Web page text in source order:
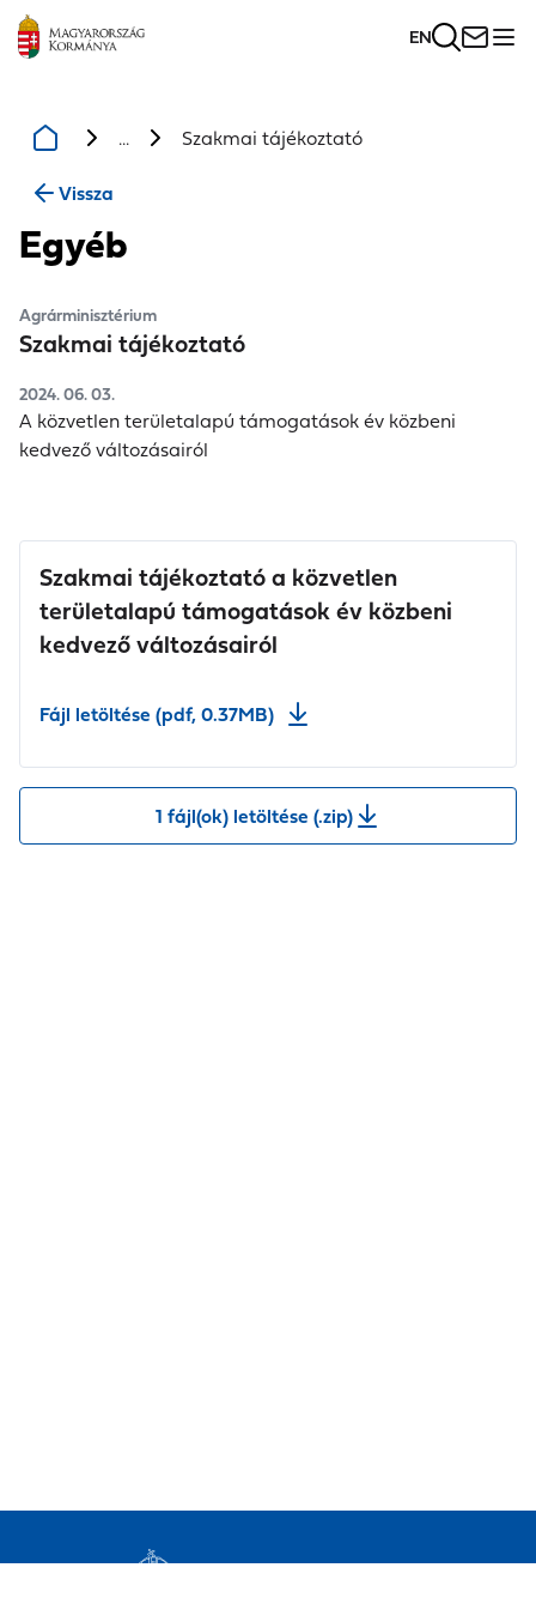
EN
...
Szakmai tájékoztató
Vissza
Egyéb
Agrárminisztérium
Szakmai tájékoztató
2024. 06. 03.
A közvetlen területalapú támogatások év közbeni
kedvező változásairól
Szakmai tájékoztató a közvetlen
területalapú támogatások év közbeni
kedvező változásairól
Fájl letöltése (pdf, 0.37MB)
1 fájl(ok) letöltése (.zip)